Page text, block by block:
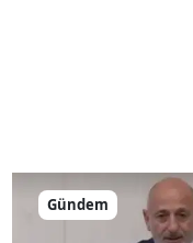
Gündem